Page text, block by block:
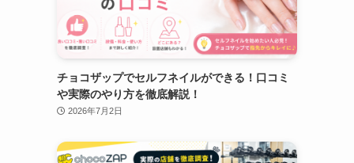
チョコザップでセルフネイルができる！口コミ
や実際のやり方を徹底解説！
2026年7月2日